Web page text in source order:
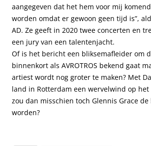
aangegeven dat het hem voor mij
worden omdat er gewoon geen tijd is”,
AD. Ze geeft in 2020 twee concerten en
een jury van een talentenjacht.
Of is het bericht een bliksemafleider om
binnenkort als AVROTROS bekend gaat
artiest wordt nog groter te maken? Met
land in Rotterdam een wervelwind op
zou dan misschien toch Glennis Grace
worden?